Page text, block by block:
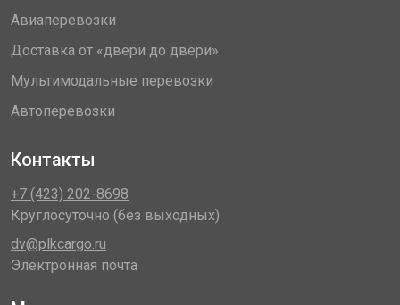
Авиаперевозки
Доставка от «двери до двери»
Мультимодальные перевозки
Автоперевозки
Контакты
+7 (423) 202-8698
Круглосуточно (без выходных)
dv@plkcargo.ru
Электронная почта